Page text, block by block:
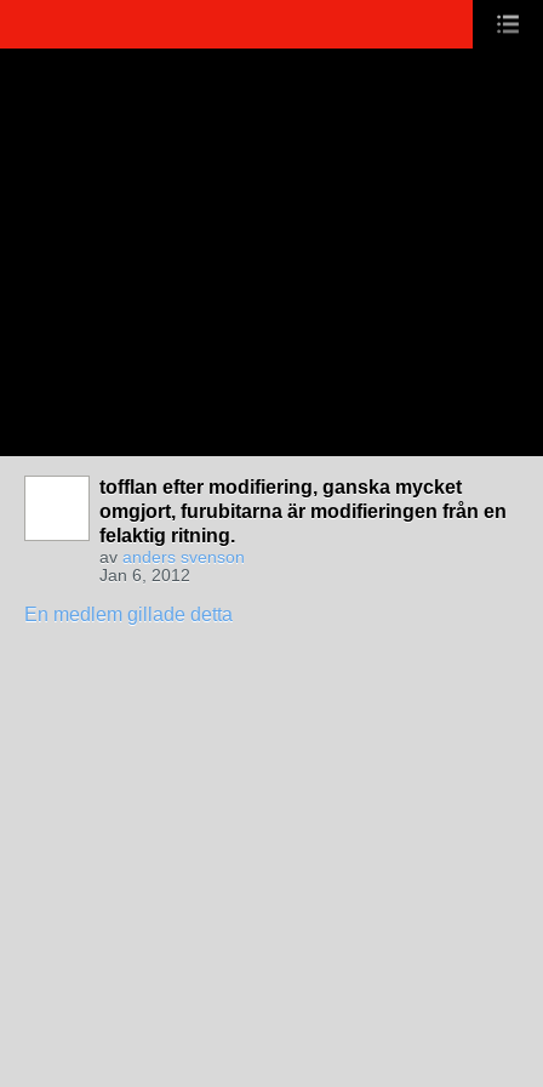
tofflan efter modifiering, ganska mycket
omgjort, furubitarna är modifieringen från en
felaktig ritning.
av anders svenson
Jan 6, 2012
En medlem gillade detta